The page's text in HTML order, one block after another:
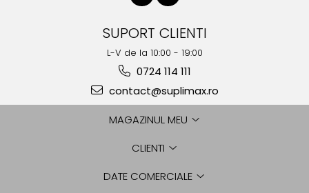
SUPORT CLIENTI
L-V de la 10:00 - 19:00
0724 114 111
contact@suplimax.ro
MAGAZINUL MEU
CLIENTI
DATE COMERCIALE